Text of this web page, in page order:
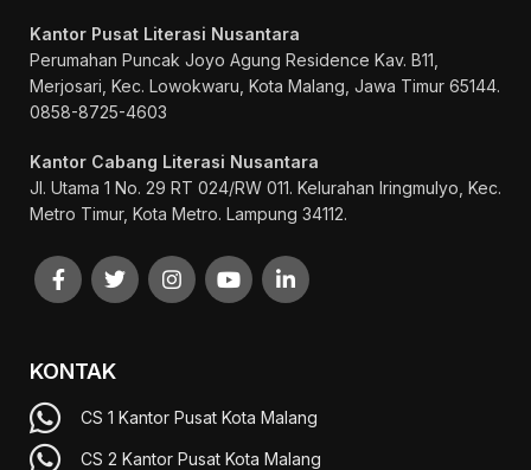
Kantor Pusat Literasi Nusantara
Perumahan Puncak Joyo Agung Residence Kav. B11,
Merjosari, Kec. Lowokwaru, Kota Malang, Jawa Timur 65144.
0858-8725-4603
Kantor Cabang Literasi Nusantara
Jl. Utama 1 No. 29 RT 024/RW 011. Kelurahan Iringmulyo, Kec.
Metro Timur, Kota Metro. Lampung 34112.
KONTAK
CS 1 Kantor Pusat Kota Malang
CS 2 Kantor Pusat Kota Malang